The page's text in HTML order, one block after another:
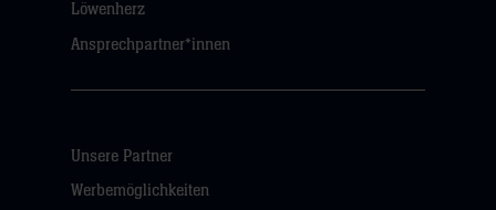
Löwenherz
Ansprechpartner*innen
Unsere Partner
Werbemöglichkeiten